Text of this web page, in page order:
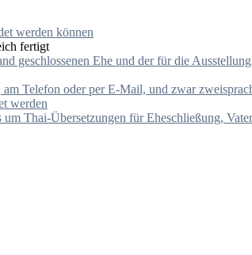
werden können
fertigt
geschlossenen Ehe und der für die
Telefon oder per E-Mail, und zwar
werden
Thai-Übersetzungen für Eheschließung,